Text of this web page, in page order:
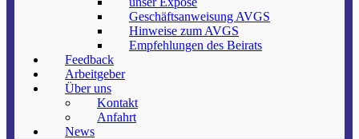
Geschäftsanweisung AVGS
Hinweise zum AVGS
Empfehlungen des Beirats
Feedback
Arbeitgeber
Über uns
Kontakt
Anfahrt
News